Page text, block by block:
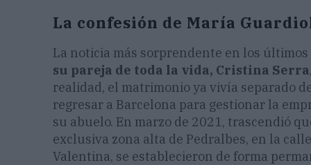
La confesión de María
La noticia más sorprendente en los últimos
su pareja de toda la vida, Cristina Serra
realidad, el matrimonio ya vivía separado
regresar a Barcelona para gestionar la
su abuelo. En marzo de 2021, trascendió
exclusiva zona alta de Pedralbes, en la
Valentina, se establecieron de forma